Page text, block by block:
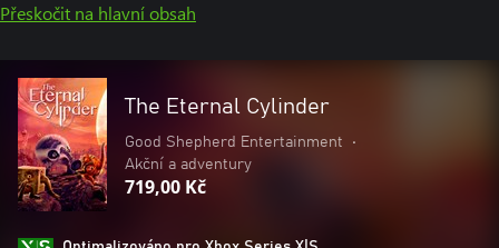
Přeskočit na hlavní obsah
The Eternal Cylinder
Good Shepherd Entertainment
•
Akční a adventury
719,00 Kč